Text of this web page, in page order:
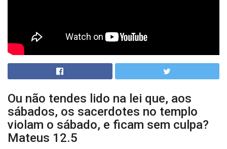
Ou não tendes lido na lei que, aos
sábados, os sacerdotes no templo
violam o sábado, e ficam sem culpa?
Mateus 12.5